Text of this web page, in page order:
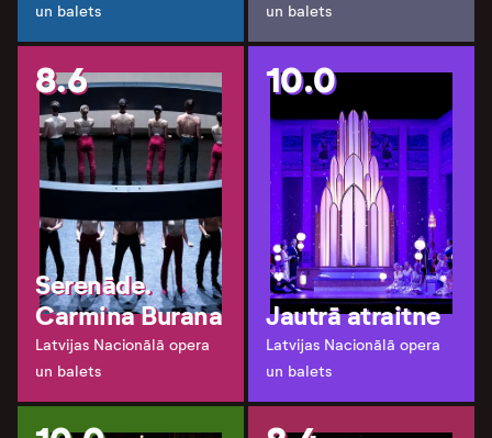
un balets
un balets
8.6
Serenāde.
Carmina Burana
Latvijas Nacionālā opera
un balets
10.0
Jautrā atraitne
Latvijas Nacionālā opera
un balets